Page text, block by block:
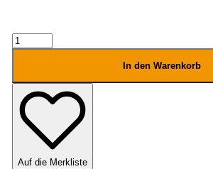
In den Warenkorb
Auf die Merkliste